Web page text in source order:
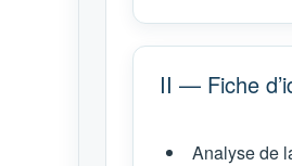
II — Fiche
Analyse de